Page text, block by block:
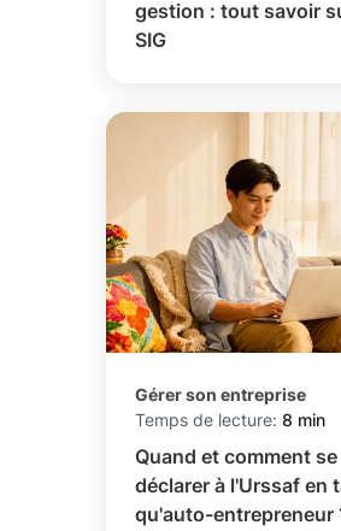
gestion : tout savoir
SIG
Gérer son entreprise
Temps de lecture: 8 min
Quand et comment se
déclarer à l'Urssaf en
qu'auto-entrepreneur